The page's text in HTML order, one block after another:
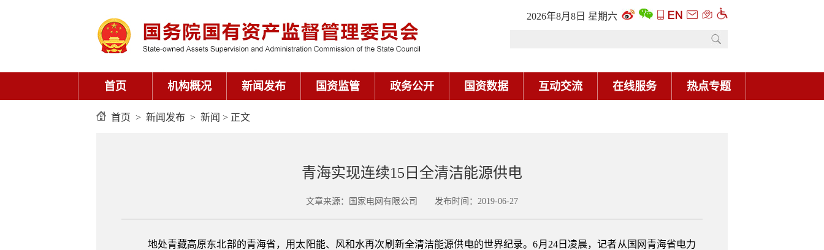
2026年8月8日 星期六
首页 机构概况 新闻发布 国资监管 政务公开 国资数据 互动交流 在线服务 热点专题
首页 > 新闻发布 > 新闻 > 正文
青海实现连续15日全清洁能源供电
文章来源：国家电网有限公司 发布时间：2019-06-27
地处青藏高原东北部的青海省，用太阳能、风和水再次刷新全清洁能源供电的世界纪录。6月24日凌晨，记者从国网青海省电力